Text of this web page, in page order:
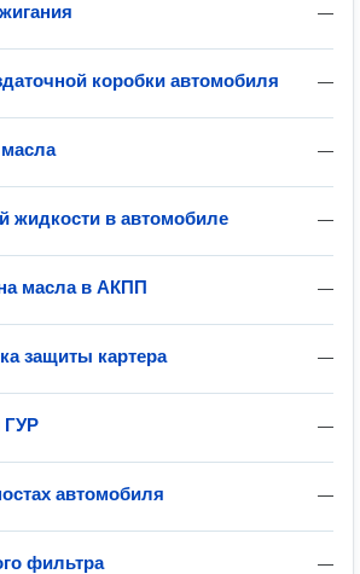
—
—
коробки автомобиля
—
—
жидкости в автомобиле
—
масла в АКПП
—
защиты картера
—
ГУР
—
автомобиля
—
фильтра